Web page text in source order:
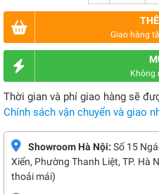
Giao hàng
Không
Thời gian và phí giao hàng sẽ
Chính sách vận chuyển và giao
Showroom Hà Nội: Số 15
Xiển, Phường Thanh Liệt, TP. Hà
thoải mái)